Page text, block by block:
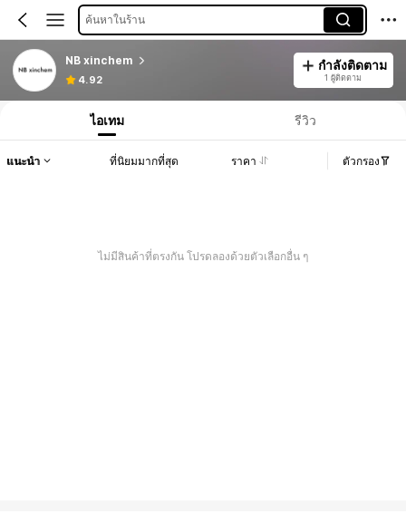
ค้นหาในร้าน
NB xinchem
4.92
กำลังติดตาม
1 ผู้ติดตาม
ไอเทม รีวิว
แนะนำ ที่นิยมมากที่สุด ราคา ตัวกรอง
ไม่มีสินค้าที่ตรงกัน โปรดลองด้วยตัวเลือกอื่น ๆ